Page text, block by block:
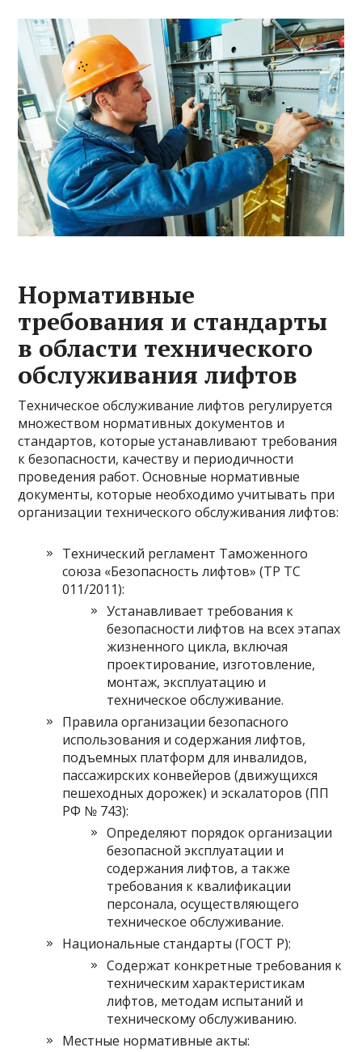
Нормативные
требования и стандарты
в области технического
обслуживания лифтов
Техническое обслуживание лифтов регулируется
множеством нормативных документов и
стандартов, которые устанавливают требования
к безопасности, качеству и периодичности
проведения работ. Основные нормативные
документы, которые необходимо учитывать при
организации технического обслуживания лифтов:
Технический регламент Таможенного
союза «Безопасность лифтов» (ТР ТС
011/2011):
Устанавливает требования к
безопасности лифтов на всех этапах
жизненного цикла, включая
проектирование, изготовление,
монтаж, эксплуатацию и
техническое обслуживание.
Правила организации безопасного
использования и содержания лифтов,
подъемных платформ для инвалидов,
пассажирских конвейеров (движущихся
пешеходных дорожек) и эскалаторов (ПП
РФ № 743):
Определяют порядок организации
безопасной эксплуатации и
содержания лифтов, а также
требования к квалификации
персонала, осуществляющего
техническое обслуживание.
Национальные стандарты (ГОСТ Р):
Содержат конкретные требования к
техническим характеристикам
лифтов, методам испытаний и
техническому обслуживанию.
Местные нормативные акты: